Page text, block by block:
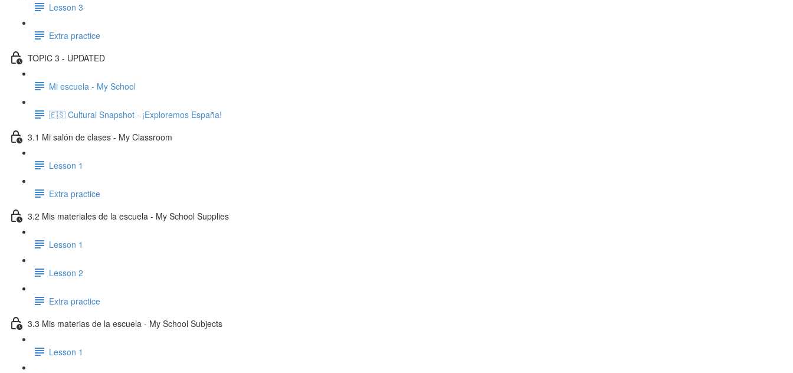
Lesson 3
Extra practice
TOPIC 3 - UPDATED
Mi escuela - My School
🇪🇸 Cultural Snapshot - ¡Exploremos España!
3.1 Mi salón de clases - My Classroom
Lesson 1
Extra practice
3.2 Mis materiales de la escuela - My School Supplies
Lesson 1
Lesson 2
Extra practice
3.3 Mis materias de la escuela - My School Subjects
Lesson 1